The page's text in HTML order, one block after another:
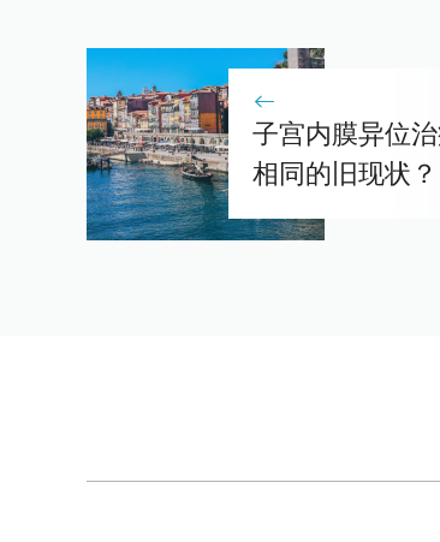
子宫内膜异位治
相同的旧现状？